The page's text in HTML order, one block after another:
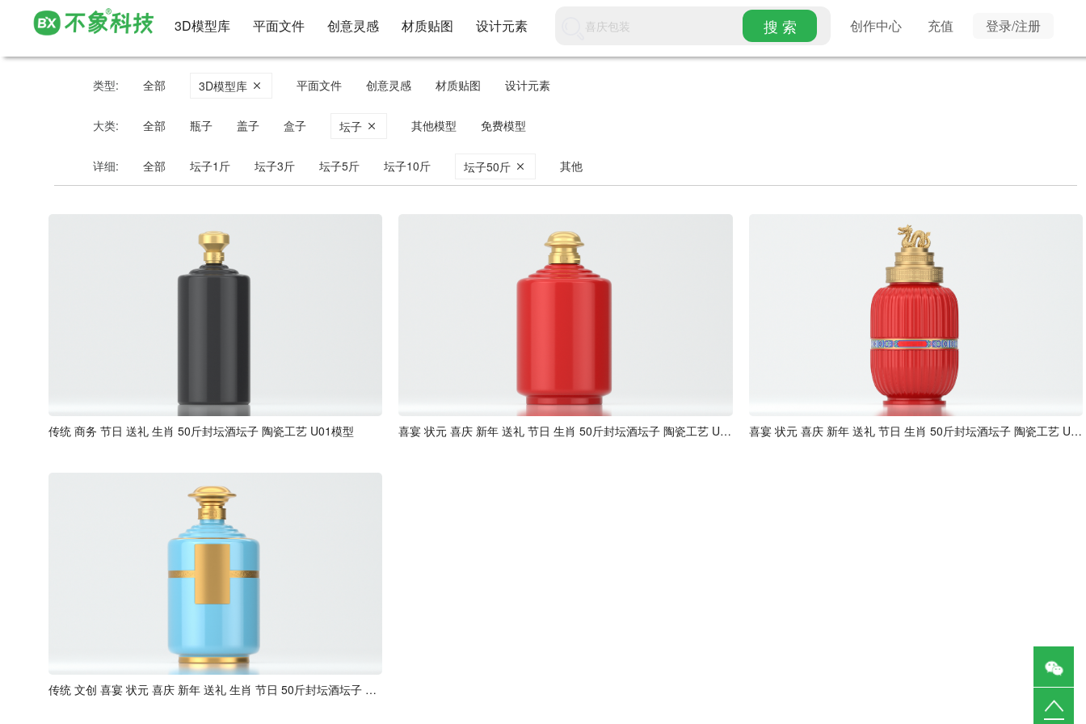
3D模型库 平面文件 创意灵感 材质贴图 设计元素 搜 索 创作中心 充值 登录/注册
类型: 全部 3D模型库 平面文件 创意灵感 材质贴图 设计元素
大类: 全部 瓶子 盖子 盒子 坛子 其他模型 免费模型
详细: 全部 坛子1斤 坛子3斤 坛子5斤 坛子10斤 坛子50斤 其他
传统 商务 节日 送礼 生肖 50斤封坛酒坛子 陶瓷工艺 U01模型 喜宴 状元 喜庆 新年 送礼 节日 生肖 50斤封坛酒坛子 陶瓷工艺 U02模型 喜宴 状元 喜庆 新年 送礼 节日 生肖 50斤封坛酒坛子 陶瓷工艺 U03模型
传统 文创 喜宴 状元 喜庆 新年 送礼 生肖 节日 50斤封坛酒坛子 陶瓷工艺 U04模型